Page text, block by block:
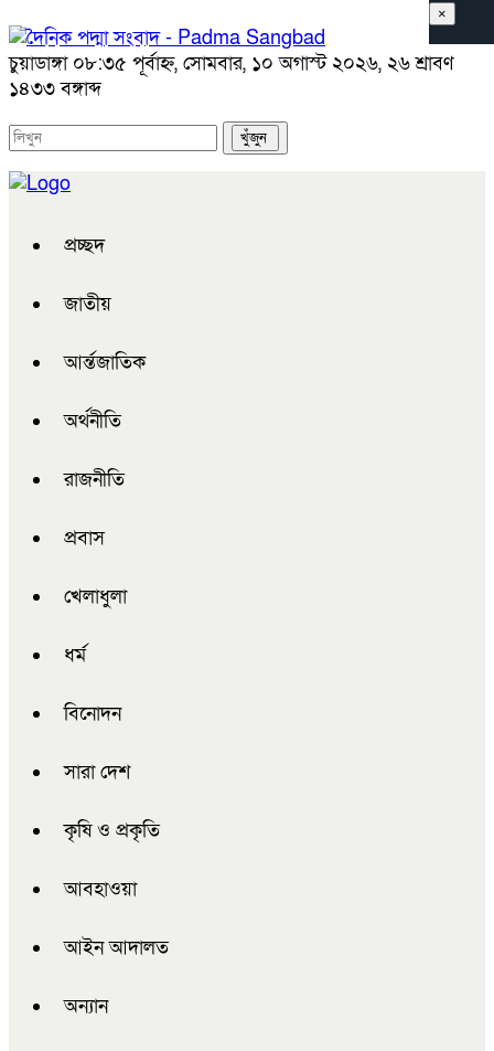
চুয়াডাঙ্গা ০৮:৩৫ পূর্বাহ্ন, সোমবার, ১০ অগাস্ট ২০২৬, ২৬ শ্রাবণ
১৪৩৩ বঙ্গাব্দ
প্রচ্ছদ
জাতীয়
আর্ন্তজাতিক
অর্থনীতি
রাজনীতি
প্রবাস
খেলাধুলা
ধর্ম
বিনোদন
সারা দেশ
কৃষি ও প্রকৃতি
আবহাওয়া
আইন আদালত
অন্যান
×